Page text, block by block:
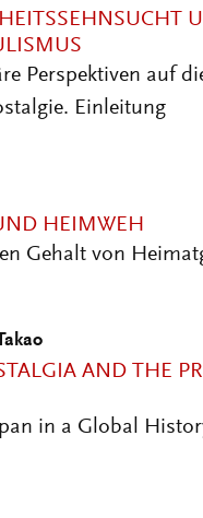
Perspektiven auf
Einleitung
HEIMWEH
Gehalt von
AND THE
in a Global